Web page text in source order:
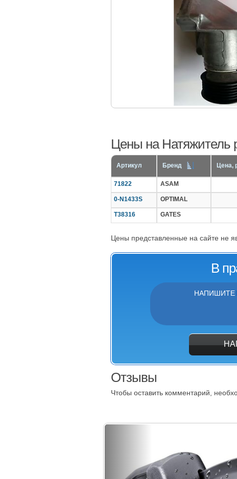
Цены на Натяжитель
Артикул Бренд Цена,
71822
ASAM
0-N1433S OPTIMAL
T38316 GATES
Цены представленные на сайте не
В
НАПИШИТЕ
Отзывы
Чтобы оставить комментарий,